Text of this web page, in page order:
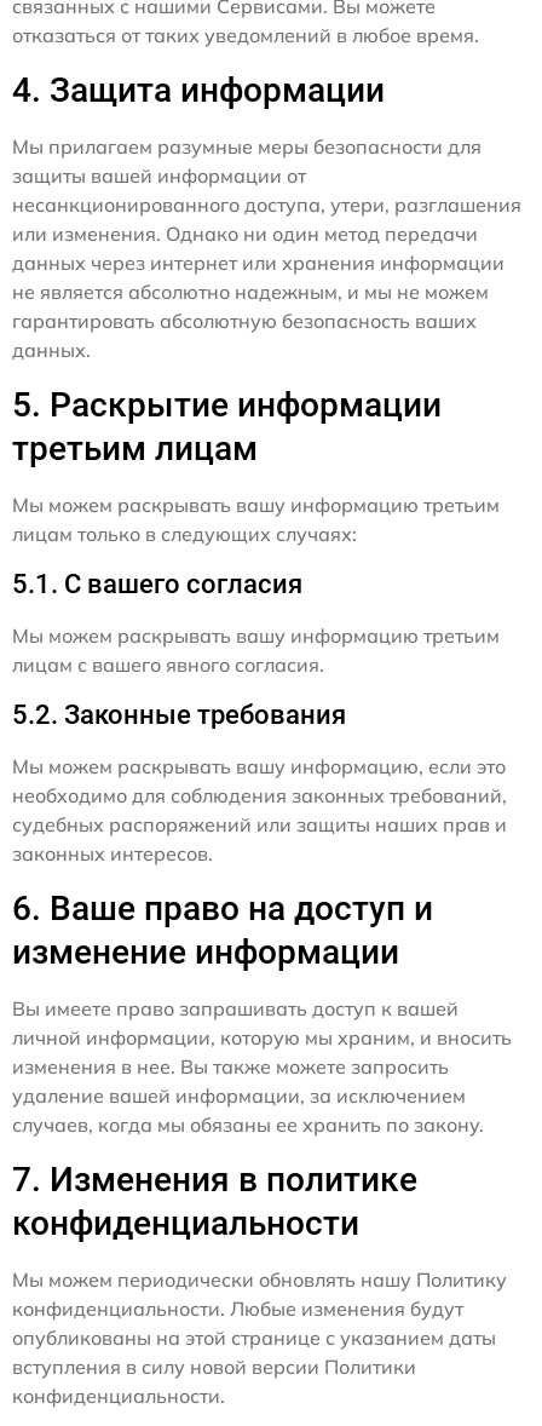
связанных с нашими Сервисами. Вы можете
отказаться от таких уведомлений в любое время.
4. Защита информации
Мы прилагаем разумные меры безопасности для
защиты вашей информации от
несанкционированного доступа, утери, разглашения
или изменения. Однако ни один метод передачи
данных через интернет или хранения информации
не является абсолютно надежным, и мы не можем
гарантировать абсолютную безопасность ваших
данных.
5. Раскрытие информации
третьим лицам
Мы можем раскрывать вашу информацию третьим
лицам только в следующих случаях:
5.1. С вашего согласия
Мы можем раскрывать вашу информацию третьим
лицам с вашего явного согласия.
5.2. Законные требования
Мы можем раскрывать вашу информацию, если это
необходимо для соблюдения законных требований,
судебных распоряжений или защиты наших прав и
законных интересов.
6. Ваше право на доступ и
изменение информации
Вы имеете право запрашивать доступ к вашей
личной информации, которую мы храним, и вносить
изменения в нее. Вы также можете запросить
удаление вашей информации, за исключением
случаев, когда мы обязаны ее хранить по закону.
7. Изменения в политике
конфиденциальности
Мы можем периодически обновлять нашу Политику
конфиденциальности. Любые изменения будут
опубликованы на этой странице с указанием даты
вступления в силу новой версии Политики
конфиденциальности.